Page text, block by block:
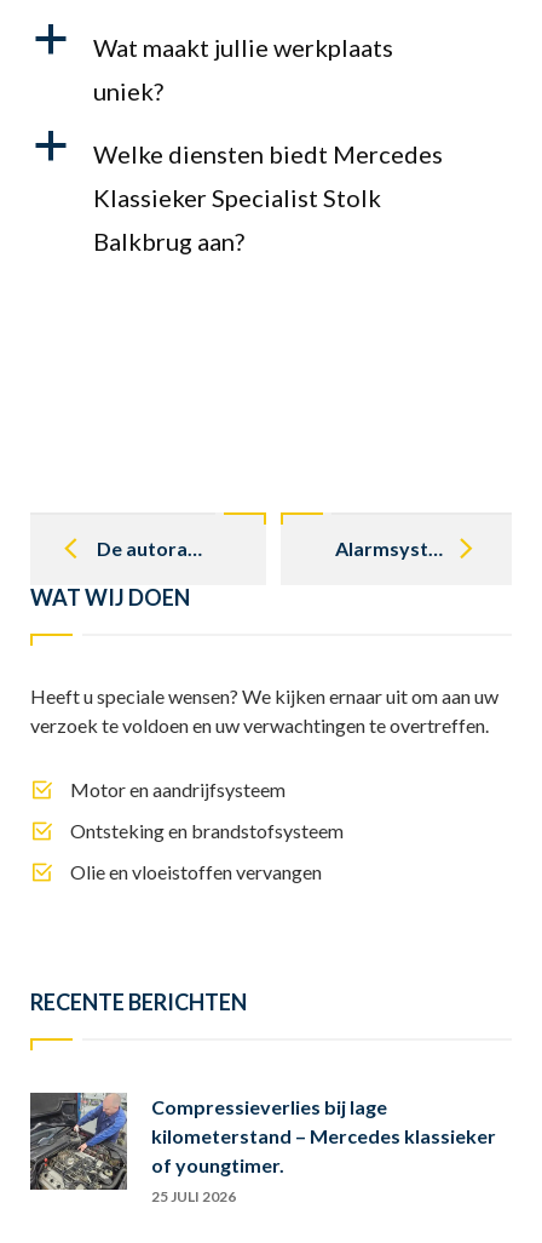
a
Wat maakt jullie werkplaats
uniek?
a
Welke diensten biedt Mercedes
Klassieker Specialist Stolk
Balkbrug aan?
navigation
WAT WIJ DOEN
Heeft u speciale wensen? We kijken ernaar uit om aan uw
verzoek te voldoen en uw verwachtingen te overtreffen.
Motor en aandrijfsysteem
Ontsteking en brandstofsysteem
Olie en vloeistoffen vervangen
RECENTE BERICHTEN
Compressieverlies bij lage
kilometerstand – Mercedes klassieker
of youngtimer.
25 JULI 2026